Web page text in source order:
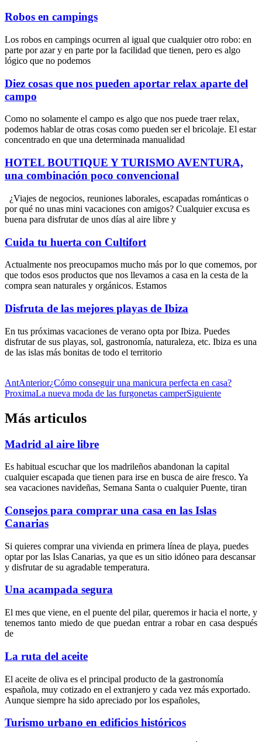
Robos en campings
Los robos en campings ocurren al igual que cualquier otro robo: en
parte por azar y en parte por la facilidad que tienen, pero es algo
lógico que no podemos
Diez cosas que nos pueden aportar relax aparte del
campo
Como no solamente el campo es algo que nos puede traer relax,
podemos hablar de otras cosas como pueden ser el bricolaje. El estar
concentrado en que una determinada manualidad
HOTEL BOUTIQUE Y TURISMO AVENTURA,
una combinación poco convencional
¿Viajes de negocios, reuniones laborales, escapadas románticas o
por qué no unas mini vacaciones con amigos? Cualquier excusa es
buena para disfrutar de unos días al aire libre y
Cuida tu huerta con Cultifort
Actualmente nos preocupamos mucho más por lo que comemos, por
que todos esos productos que nos llevamos a casa en la cesta de la
compra sean naturales y orgánicos. Estamos
Disfruta de las mejores playas de Ibiza
En tus próximas vacaciones de verano opta por Ibiza. Puedes
disfrutar de sus playas, sol, gastronomía, naturaleza, etc. Ibiza es una
de las islas más bonitas de todo el territorio
AntAnterior¿Cómo conseguir una manicura perfecta en casa?
ProximaLa nueva moda de las furgonetas camperSiguiente
Más articulos
Madrid al aire libre
Es habitual escuchar que los madrileños abandonan la capital
cualquier escapada que tienen para irse en busca de aire fresco. Ya
sea vacaciones navideñas, Semana Santa o cualquier Puente, tiran
Consejos para comprar una casa en las Islas
Canarias
Si quieres comprar una vivienda en primera línea de playa, puedes
optar por las Islas Canarias, ya que es un sitio idóneo para descansar
y disfrutar de su agradable temperatura.
Una acampada segura
El mes que viene, en el puente del pilar, queremos ir hacia el norte, y
tenemos tanto miedo de que puedan entrar a robar en casa después
de
La ruta del aceite
El aceite de oliva es el principal producto de la gastronomía
española, muy cotizado en el extranjero y cada vez más exportado.
Aunque siempre ha sido apreciado por los españoles,
Turismo urbano en edificios históricos